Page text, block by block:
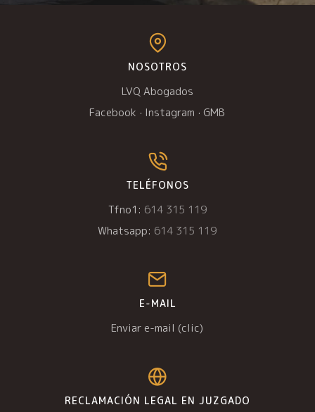
NOSOTROS
LVQ Abogados
Facebook · Instagram · GMB
TELÉFONOS
Tfno1: 614 315 119
Whatsapp: 614 315 119
E-MAIL
Enviar e-mail (clic)
RECLAMACIÓN LEGAL EN JUZGADO